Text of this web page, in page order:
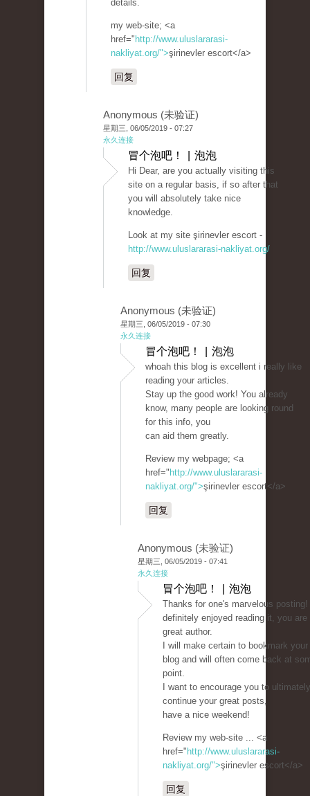
details.
my web-site; <a
href=" http://www.uluslararasi-
nakliyat.org/">şirinevler escort</a>
回复
Anonymous (未验证)
星期三, 06/05/2019 - 07:27
永久连接
冒个泡吧！ | 泡泡
Hi Dear, are you actually visiting this
site on a regular basis, if so after that
you will absolutely take nice
knowledge.
Look at my site şirinevler escort -
http://www.uluslararasi-nakliyat.org/
回复
Anonymous (未验证)
星期三, 06/05/2019 - 07:30
永久连接
冒个泡吧！ | 泡泡
whoah this blog is excellent i really like
reading your articles.
Stay up the good work! You already
know, many people are looking round
for this info, you
can aid them greatly.
Review my webpage; <a
href=" http://www.uluslararasi-
nakliyat.org/">şirinevler escort</a>
回复
Anonymous (未验证)
星期三, 06/05/2019 - 07:41
永久连接
冒个泡吧！ | 泡泡
Thanks for one's marvelous posting!
definitely enjoyed reading it, you are
great author.
I will make certain to bookmark your
blog and will often come back at
point.
I want to encourage you to ultimately
continue your great posts,
have a nice weekend!
Review my web-site ... <a
href=" http://www.uluslararasi-
nakliyat.org/">şirinevler escort</a>
回复